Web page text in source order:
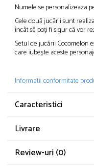
Numele se personalizeaza
Cele două jucării sunt
încât să poți fi sigur că vor
Setul de jucării Cocomelon
care iubește aceste
Informatii conformitate
Caracteristici
Livrare
Review-uri (0)